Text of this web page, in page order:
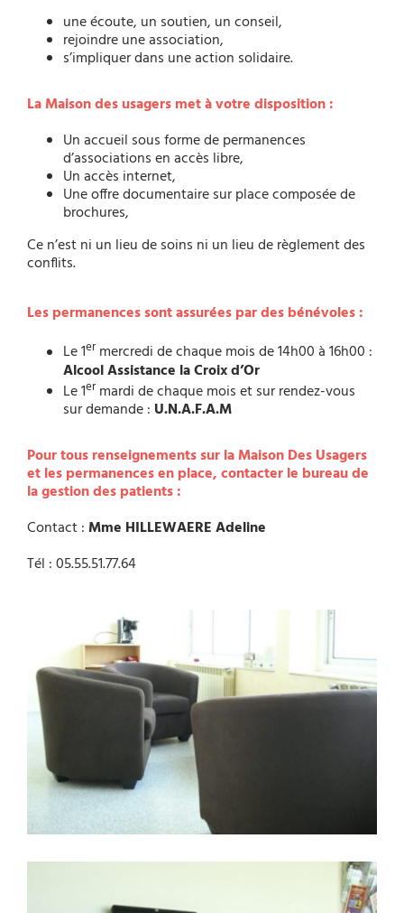
une écoute, un soutien, un conseil,
rejoindre une association,
s’impliquer dans une action solidaire.
La Maison des usagers met à votre disposition :
Un accueil sous forme de permanences
d’associations en accès libre,
Un accès internet,
Une offre documentaire sur place composée de
brochures,
Ce n’est ni un lieu de soins ni un lieu de règlement des
conflits.
Les permanences sont assurées par des bénévoles :
Le 1ermercredi de chaque mois de 14h00 à 16h00 :
Alcool Assistance la Croix d’Or
Le 1ermardi de chaque mois et sur rendez-vous
sur demande : U.N.A.F.A.M
Pour tous renseignements sur la Maison Des Usagers
et les permanences en place, contacter le bureau de
la gestion des patients :
Contact :Mme HILLEWAERE Adeline
Tél : 05.55.51.77.64